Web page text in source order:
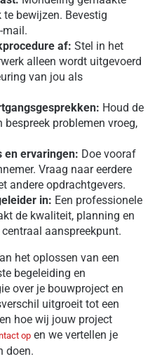
bewijzen. Bevestig
mail.
af: Stel in het
alleen wordt uitgevoerd
van jou als
Houd de
problemen vroeg,
en ervaringen: Doe vooraf
Vraag naar eerdere
andere opdrachtgevers.
in: Een professionele
de kwaliteit, planning en
aanspreekpunt.
het oplossen van een
begeleiding en
over je bouwproject en
uitgroeit tot een
hoe wij jouw project
op en we vertellen je
doen.